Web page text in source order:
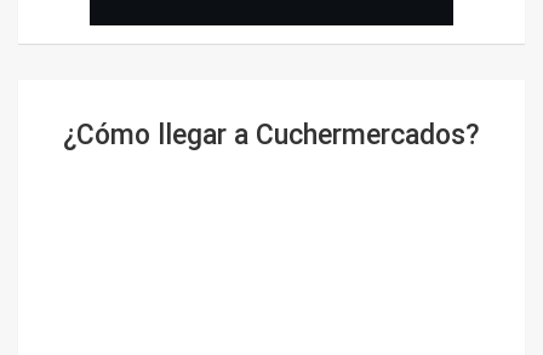
¿Cómo llegar a Cuchermercados?